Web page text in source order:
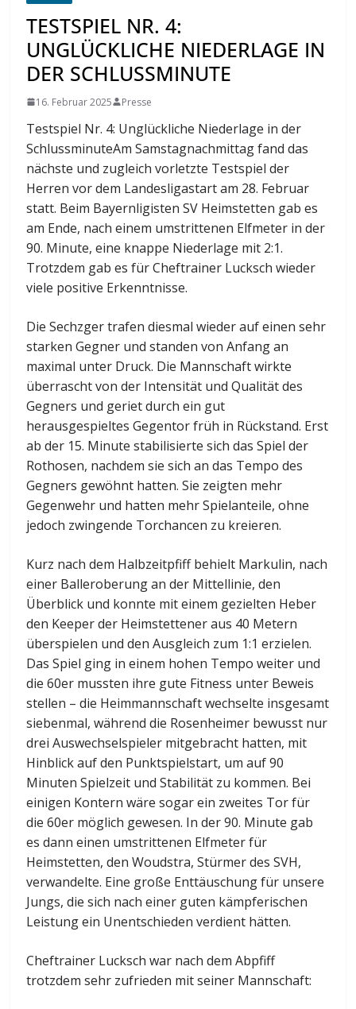
TESTSPIEL NR. 4:
UNGLÜCKLICHE NIEDERLAGE IN
DER SCHLUSSMINUTE
16. Februar 2025 Presse
Testspiel Nr. 4: Unglückliche Niederlage in der
SchlussminuteAm Samstagnachmittag fand das
nächste und zugleich vorletzte Testspiel der
Herren vor dem Landesligastart am 28. Februar
statt. Beim Bayernligisten SV Heimstetten gab es
am Ende, nach einem umstrittenen Elfmeter in der
90. Minute, eine knappe Niederlage mit 2:1.
Trotzdem gab es für Cheftrainer Lucksch wieder
viele positive Erkenntnisse.
Die Sechzger trafen diesmal wieder auf einen sehr
starken Gegner und standen von Anfang an
maximal unter Druck. Die Mannschaft wirkte
überrascht von der Intensität und Qualität des
Gegners und geriet durch ein gut
herausgespieltes Gegentor früh in Rückstand. Erst
ab der 15. Minute stabilisierte sich das Spiel der
Rothosen, nachdem sie sich an das Tempo des
Gegners gewöhnt hatten. Sie zeigten mehr
Gegenwehr und hatten mehr Spielanteile, ohne
jedoch zwingende Torchancen zu kreieren.
Kurz nach dem Halbzeitpfiff behielt Markulin, nach
einer Balleroberung an der Mittellinie, den
Überblick und konnte mit einem gezielten Heber
den Keeper der Heimstettener aus 40 Metern
überspielen und den Ausgleich zum 1:1 erzielen.
Das Spiel ging in einem hohen Tempo weiter und
die 60er mussten ihre gute Fitness unter Beweis
stellen – die Heimmannschaft wechselte insgesamt
siebenmal, während die Rosenheimer bewusst nur
drei Auswechselspieler mitgebracht hatten, mit
Hinblick auf den Punktspielstart, um auf 90
Minuten Spielzeit und Stabilität zu kommen. Bei
einigen Kontern wäre sogar ein zweites Tor für
die 60er möglich gewesen. In der 90. Minute gab
es dann einen umstrittenen Elfmeter für
Heimstetten, den Woudstra, Stürmer des SVH,
verwandelte. Eine große Enttäuschung für unsere
Jungs, die sich nach einer guten kämpferischen
Leistung ein Unentschieden verdient hätten.
Cheftrainer Lucksch war nach dem Abpfiff
trotzdem sehr zufrieden mit seiner Mannschaft: